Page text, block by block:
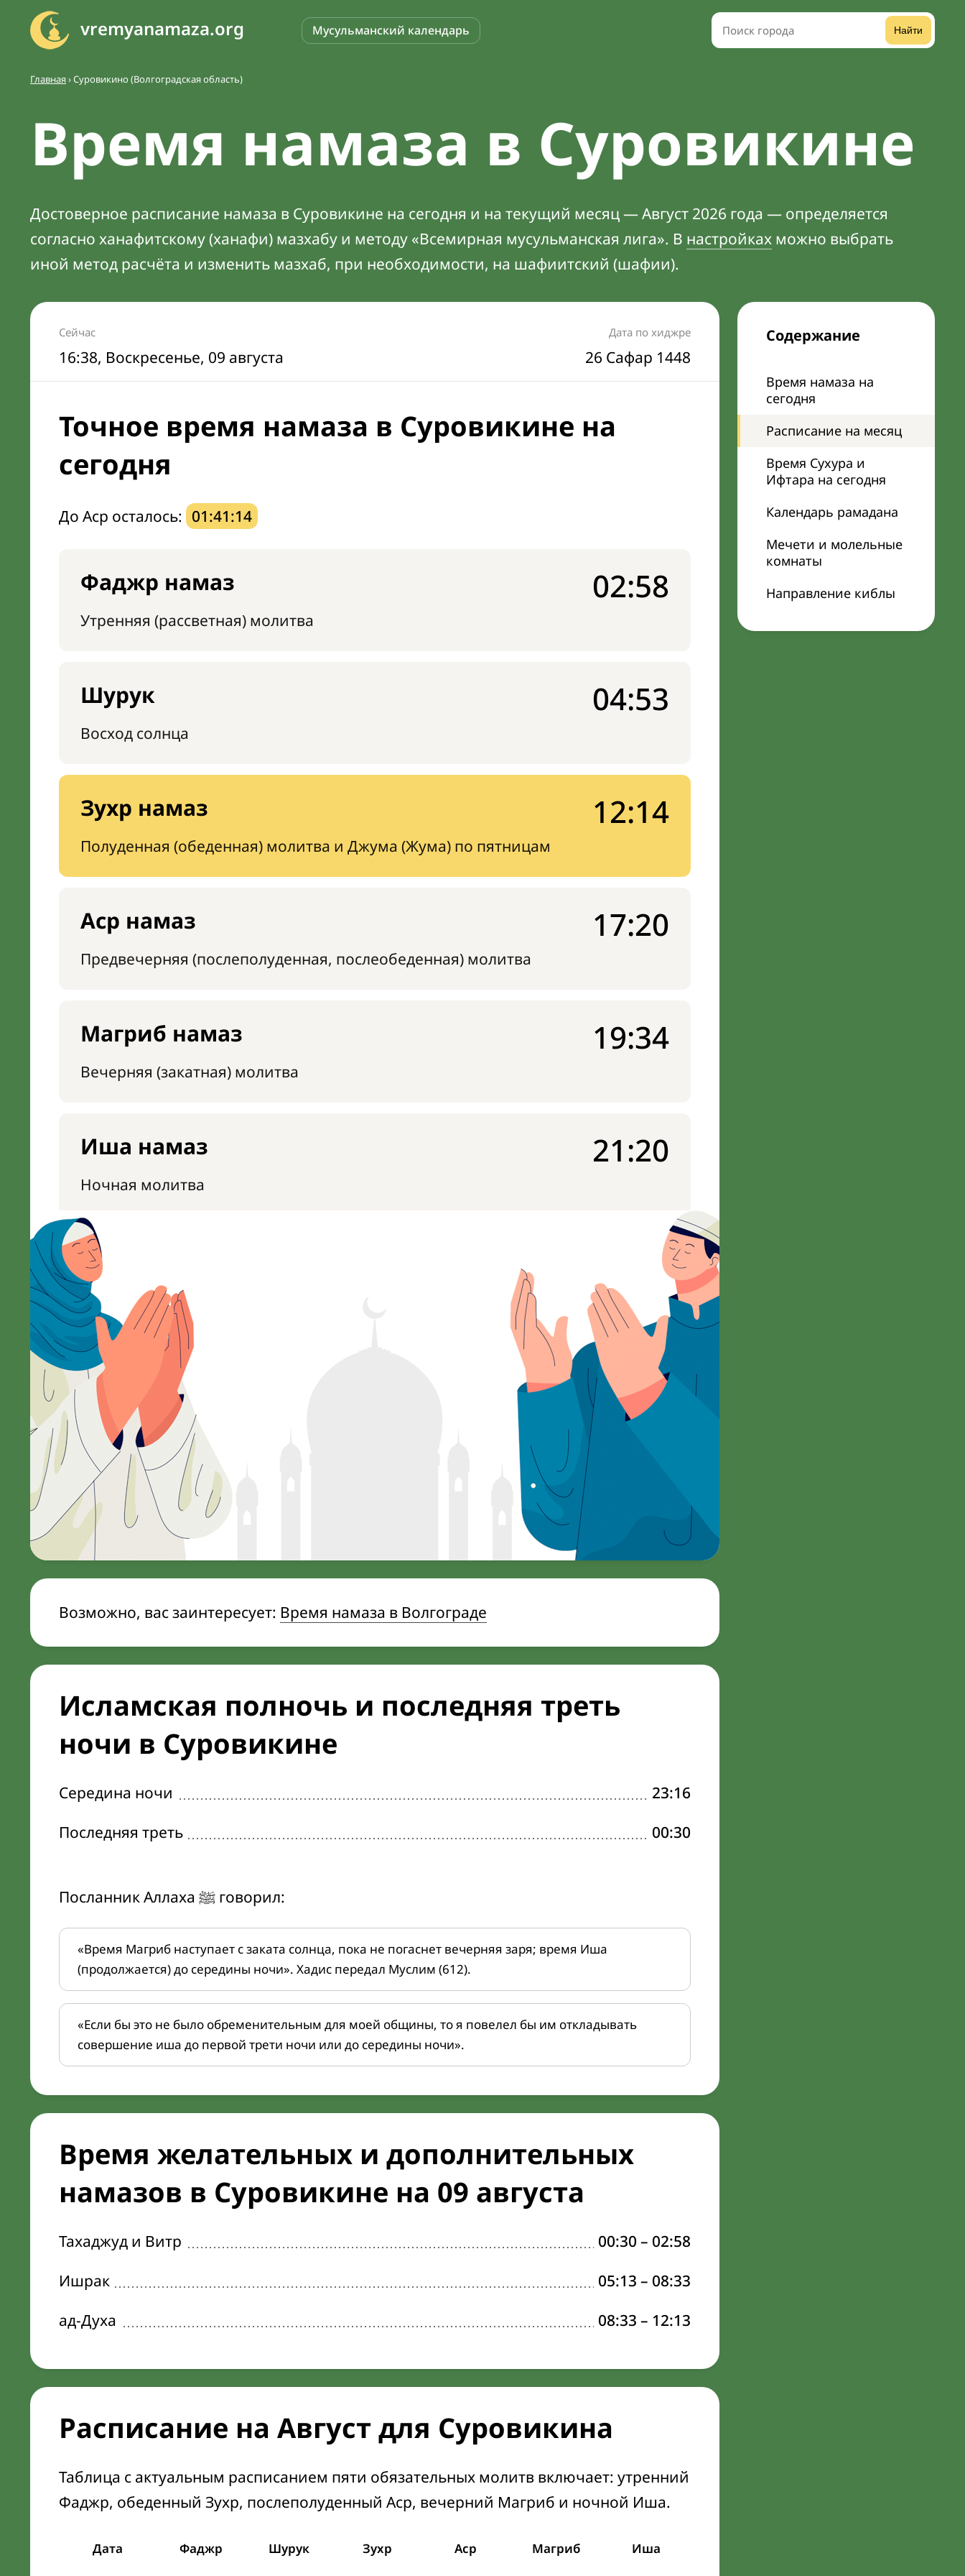
vremyanamaza.org Мусульманский календарь Найти
Главная›Суровикино (Волгоградская область)
Время намаза в Суровикине
Достоверное расписание намаза в Суровикине на сегодня и на текущий месяц — Август 2026 года — определяется
согласно ханафитскому (ханафи) мазхабу и методу «Всемирная мусульманская лига». В настройках можно выбрать
иной метод расчёта и изменить мазхаб, при необходимости, на шафиитский (шафии).
Содержание
Время намаза на
сегодня
Расписание на месяц
Время Сухура и
Ифтара на сегодня
Календарь рамадана
Мечети и молельные
комнаты
Направление киблы
Сейчас
16:38, Воскресенье, 09 августа
Дата по хиджре
26 Сафар 1448
Точное время намаза в Суровикине на
сегодня
До Аср осталось: 01:41:13
Фаджр намаз
Утренняя (рассветная) молитва
02:58
Шурук
Восход солнца
04:53
Зухр намаз
Полуденная (обеденная) молитва и Джума (Жума) по пятницам
12:14
Аср намаз
Предвечерняя (послеполуденная, послеобеденная) молитва
17:20
Магриб намаз
Вечерняя (закатная) молитва
19:34
Иша намаз
Ночная молитва
21:20
Возможно, вас заинтересует: Время намаза в Волгограде
Исламская полночь и последняя треть
ночи в Суровикине
Середина ночи
23:16
Последняя треть
00:30
Посланник Аллаха ﷺ говорил:
«Время Магриб наступает с заката солнца, пока не погаснет вечерняя заря; время Иша
(продолжается) до середины ночи». Хадис передал Муслим (612).
«Если бы это не было обременительным для моей общины, то я повелел бы им откладывать
совершение иша до первой трети ночи или до середины ночи».
Время желательных и дополнительных
намазов в Суровикине на 09 августа
Тахаджуд и Витр 00:30 – 02:58
Ишрак
05:13 – 08:33
ад-Духа
08:33 – 12:13
Расписание на Август для Суровикина
Таблица с актуальным расписанием пяти обязательных молитв включает: утренний
Фаджр, обеденный Зухр, послеполуденный Аср, вечерний Магриб и ночной Иша.
Дата Фаджр Шурук Зухр Аср Магриб Иша